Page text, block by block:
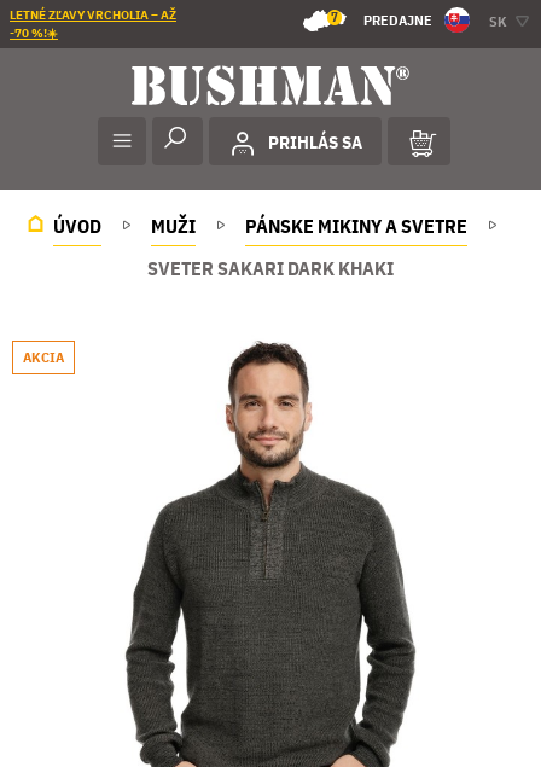
LETNÉ ZĽAVY VRCHOLIA – AŽ
-70 %!☀️
7 PREDAJNE SK
PRIHLÁS SA
ÚVOD MUŽI
PÁNSKE MIKINY A SVETRE
SVETER SAKARI DARK KHAKI
AKCIA